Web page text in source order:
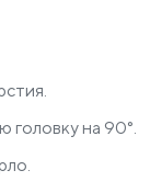
головку на 90°.